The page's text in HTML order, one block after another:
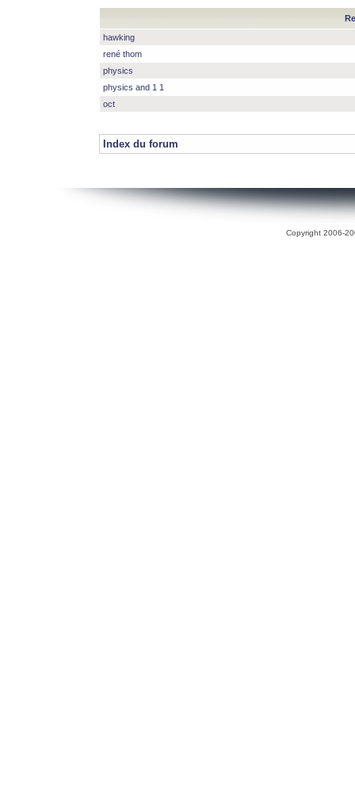
hawking
rené thom
physics
physics and 1 1
oct
Index du forum
Copyright 2006-